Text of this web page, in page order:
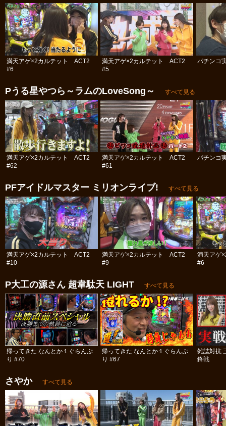
満天アゲ×2カルテット ACT2
#6
満天アゲ×2カルテット ACT2
#5
パチンコ
Pうる星やつら～ラムのLoveSong～ すべて見る
満天アゲ×2カルテット ACT2
#62
満天アゲ×2カルテット ACT2
#61
パチンコ
PFアイドルマスター ミリオンライブ! すべて見る
満天アゲ×2カルテット ACT2
#10
満天アゲ×2カルテット ACT2
#9
満天アゲ
#6
P大工の源さん 超韋駄天 LIGHT すべて見る
帰ってきた なんとか１ぐらんぷ
り #70
帰ってきた なんとか１ぐらんぷ
り #67
雑誌対抗
鋒戦
さやか すべて見る